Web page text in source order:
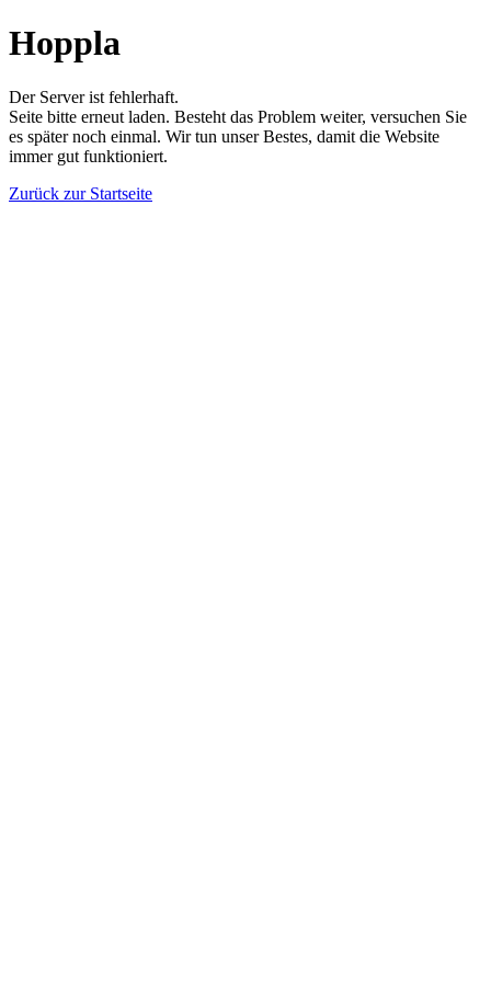
Hoppla
Der Server ist fehlerhaft.
Seite bitte erneut laden. Besteht das Problem weiter, versuchen Sie
es später noch einmal. Wir tun unser Bestes, damit die Website
immer gut funktioniert.
Zurück zur Startseite